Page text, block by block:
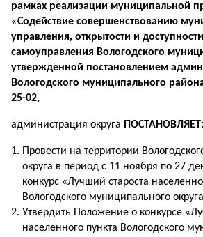
рамках реализации муниципальной
«Содействие совершенствованию
управления, открытости и
самоуправления Вологодского
утвержденной постановлением
Вологодского муниципального
25-02,
администрация округа ПОСТАНОВЛЯЕТ:
Провести на территории
округа в период с 11 ноября по 27
конкурс «Лучший староста
Вологодского муниципального
Утвердить Положение о конкурсе
населенного пункта Вологодского